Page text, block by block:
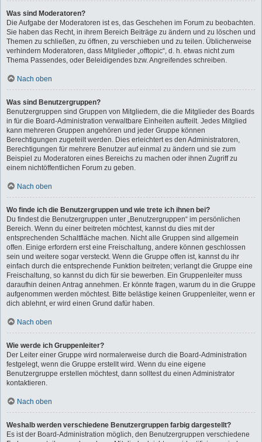
Was sind Moderatoren?
Die Aufgabe der Moderatoren ist es, das Geschehen im Forum zu beobachten.
Sie haben das Recht, in ihrem Bereich Beiträge zu ändern und zu löschen und
Themen zu schließen, zu öffnen, zu verschieben und zu teilen. Üblicherweise
verhindern Moderatoren, dass Mitglieder „offtopic“, d. h. etwas nicht zum
Thema Passendes, oder Beleidigendes bzw. Angreifendes schreiben.
Nach oben
Was sind Benutzergruppen?
Benutzergruppen sind Gruppen von Mitgliedern, die die Mitglieder des Boards
in für die Board-Administration verwaltbare Einheiten aufteilt. Jedes Mitglied
kann mehreren Gruppen angehören und jeder Gruppe können
Berechtigungen zugeteilt werden. Dies erleichtert es den Administratoren,
Berechtigungen für mehrere Benutzer auf einmal zu ändern und sie zum
Beispiel zu Moderatoren eines Bereichs zu machen oder ihnen Zugriff zu
einem nichtöffentlichen Forum zu geben.
Nach oben
Wo finde ich die Benutzergruppen und wie trete ich ihnen bei?
Du findest die Benutzergruppen unter „Benutzergruppen“ im persönlichen
Bereich. Wenn du einer beitreten möchtest, kannst du dies mit der
entsprechenden Schaltfläche machen. Nicht alle Gruppen sind allgemein
offen. Einige erfordern erst eine Freischaltung, andere können geschlossen
sein und weitere sogar versteckt. Wenn die Gruppe offen ist, kannst du ihr
einfach durch die entsprechende Funktion beitreten; verlangt die Gruppe eine
Freischaltung, so kannst du dich für sie bewerben. Ein Gruppenleiter muss
daraufhin deinen Antrag annehmen. Er könnte fragen, warum du in die Gruppe
aufgenommen werden möchtest. Bitte belästige keinen Gruppenleiter, wenn er
dich ablehnt, er wird einen Grund dafür haben.
Nach oben
Wie werde ich Gruppenleiter?
Der Leiter einer Gruppe wird normalerweise durch die Board-Administration
festgelegt, wenn die Gruppe erstellt wird. Wenn du eine eigene
Benutzergruppe erstellen möchtest, dann solltest du einen Administrator
kontaktieren.
Nach oben
Weshalb werden verschiedene Benutzergruppen farbig dargestellt?
Es ist der Board-Administration möglich, den Benutzergruppen verschiedene